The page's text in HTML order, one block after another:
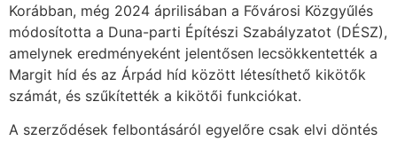
Korábban, még 2024 áprilisában a Fővárosi Közgyűlés
módosította a Duna-parti Építészi Szabályzatot (DÉSZ),
amelynek eredményeként jelentősen lecsökkentették a
Margit híd és az Árpád híd között létesíthető kikötők
számát, és szűkítették a kikötői funkciókat.
A szerződések felbontásáról egyelőre csak elvi döntés